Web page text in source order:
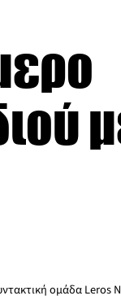
ομάδα Leros